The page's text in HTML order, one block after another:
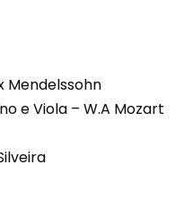
Mendelssohn
e Viola – W.A Mozart